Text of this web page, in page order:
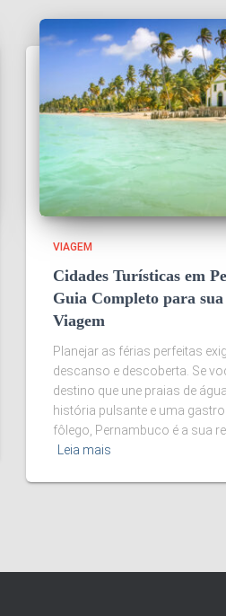
VIAGEM
Cidades Turísticas em
Guia Completo para
Viagem
Planejar as férias perfeitas
descanso e descoberta. Se
destino que une praias de
história pulsante e uma
fôlego, Pernambuco é a sua
Leia mais